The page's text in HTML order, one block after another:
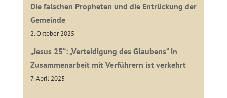
Die falschen Propheten und die Entrückung der
Gemeinde
2. Oktober 2025
„Jesus 25“: „Verteidigung des Glaubens“ in
Zusammenarbeit mit Verführern ist verkehrt
7. April 2025